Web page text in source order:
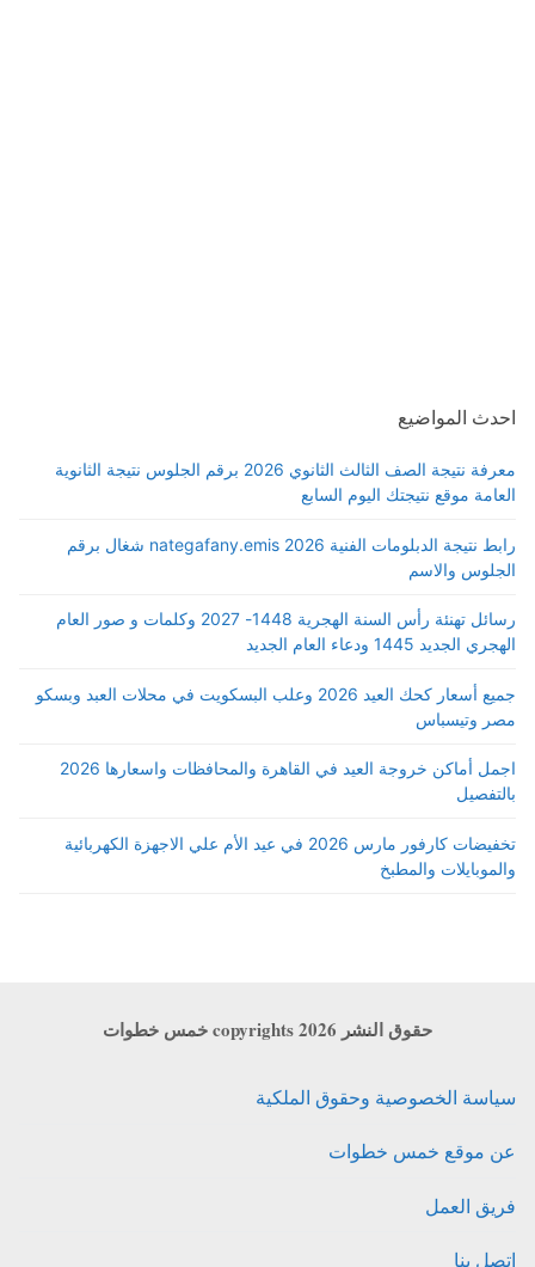
احدث المواضيع
معرفة نتيجة الصف الثالث الثانوي 2026 برقم الجلوس نتيجة الثانوية
العامة موقع نتيجتك اليوم السابع
رابط نتيجة الدبلومات الفنية 2026 nategafany.emis شغال برقم
الجلوس والاسم
رسائل تهنئة رأس السنة الهجرية 1448- 2027 وكلمات و صور العام
الهجري الجديد 1445 ودعاء العام الجديد
جميع أسعار كحك العيد 2026 وعلب البسكويت في محلات العبد وبسكو
مصر وتيسباس
اجمل أماكن خروجة العيد في القاهرة والمحافظات واسعارها 2026
بالتفصيل
تخفيضات كارفور مارس 2026 في عيد الأم علي الاجهزة الكهربائية
والموبايلات والمطبخ
حقوق النشر copyrights 2026 خمس خطوات
سياسة الخصوصية وحقوق الملكية
عن موقع خمس خطوات
فريق العمل
اتصل بنا